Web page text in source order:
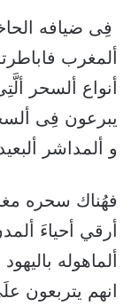
فِى ضيافه
ألمغرب
أنواع ألسحر
يبرعون فِى
و ألمداشر
فهُناك سحره
أرقي أحياءَ
ألماهوله
انهم يتربعون